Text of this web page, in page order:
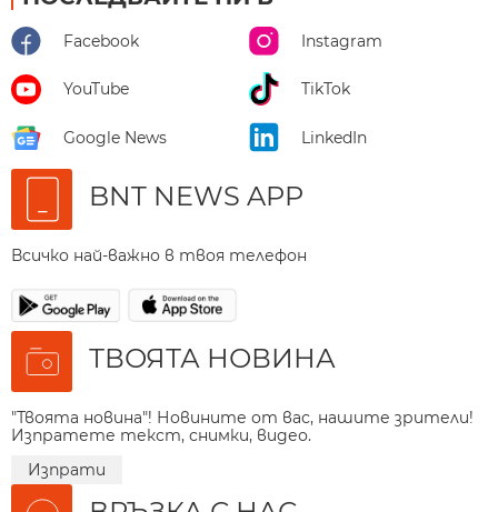
Facebook Instagram
YouTube TikTok
Google News LinkedIn
BNT NEWS APP
Всичко най-важно в твоя телефон
ТВОЯТА НОВИНА
"Твоята новина"! Новините от вас, нашите зрители!
Изпратете текст, снимки, видео.
Изпрати